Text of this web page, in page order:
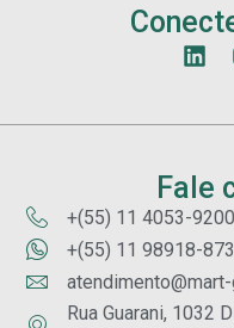
Fale
+(55) 11 4053-9200
+(55) 11 98918-
Rua Guarani, 1032